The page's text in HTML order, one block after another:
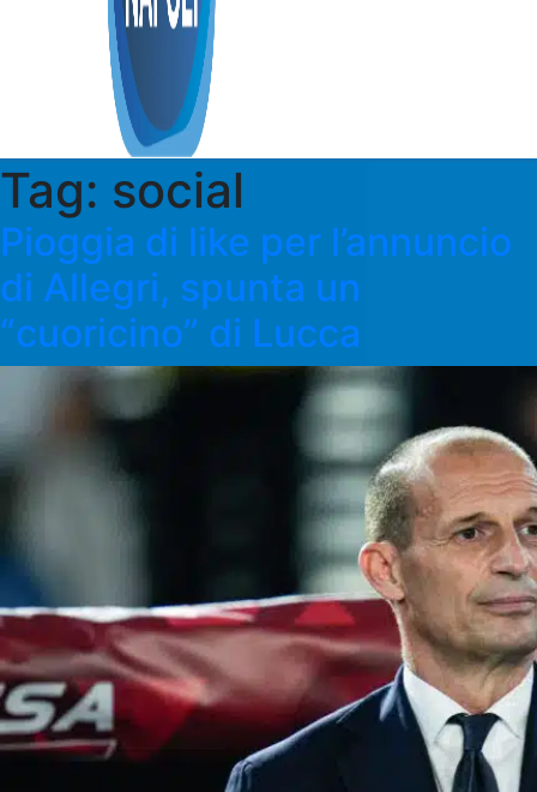
Tag: social
Pioggia di like per l’annuncio
di Allegri, spunta un
“cuoricino” di Lucca